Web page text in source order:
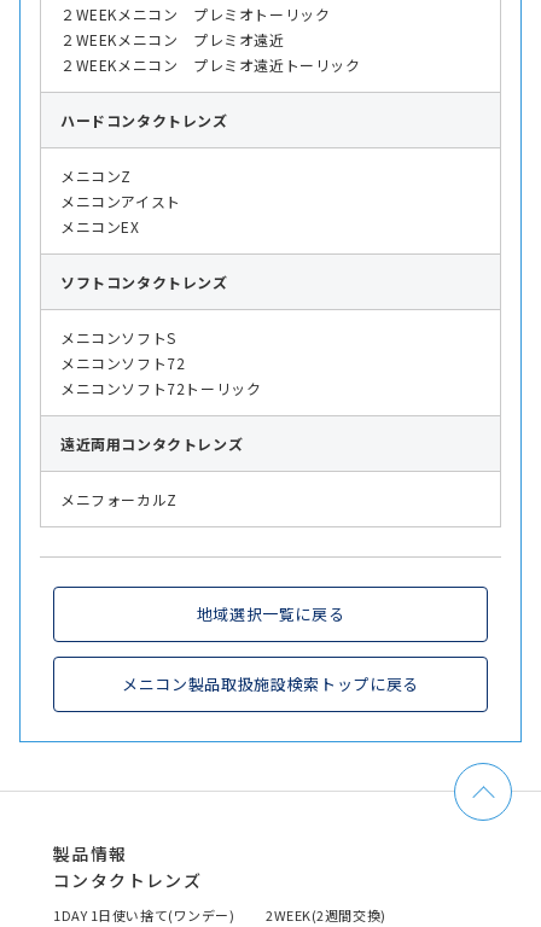
２WEEKメニコン プレミオトーリック
２WEEKメニコン プレミオ遠近
２WEEKメニコン プレミオ遠近トーリック
ハード コンタクトレンズ
メニコンZ
メニコンアイスト
メニコンEX
ソフト コンタクトレンズ
メニコンソフトS
メニコンソフト72
メニコンソフト72トーリック
遠近両用コンタクトレンズ
メニフォーカルZ
地域選択一覧に戻る
メニコン製品取扱施設検索トップに戻る
製品情報
コンタクトレンズ
1DAY 1日使い捨て(ワンデー)
2WEEK(2週間交換)